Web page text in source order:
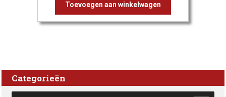
Toevoegen aan winkelwagen
Categorieën